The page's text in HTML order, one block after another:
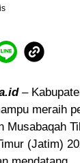
–
meraih
Musabaqah
(Jatim)